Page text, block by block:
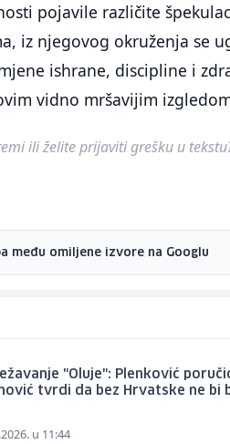
pojavile različite
iz njegovog okruženja se
ishrane, discipline i
vidno mršavijim
ili želite prijaviti grešku u
među omiljene izvore na Googlu
"Oluje": Plenković
tvrdi da bez Hrvatske ne bi
u 11:44